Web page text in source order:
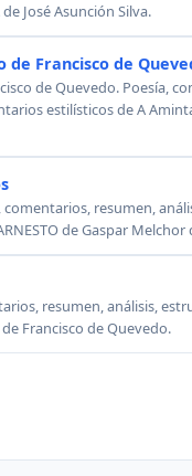
José Asunción Silva.
de Francisco de
de Quevedo. Poesía,
estilísticos de A
comentarios, resumen,
de Gaspar Melchor
resumen, análisis,
Francisco de Quevedo.